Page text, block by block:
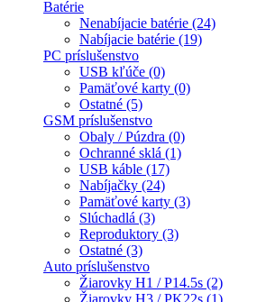
Batérie
Nenabíjacie batérie (24)
Nabíjacie batérie (19)
PC príslušenstvo
USB kľúče (0)
Pamäťové karty (0)
Ostatné (5)
GSM príslušenstvo
Obaly / Púzdra (0)
Ochranné sklá (1)
USB káble (17)
Nabíjačky (24)
Pamäťové karty (3)
Slúchadlá (3)
Reproduktory (3)
Ostatné (3)
Auto príslušenstvo
Žiarovky H1 / P14.5s (2)
Žiarovky H3 / PK22s (1)